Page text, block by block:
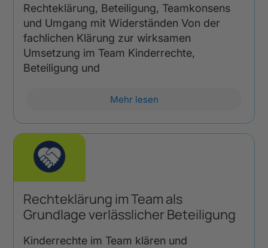
Rechteklärung, Beteiligung, Teamkonsens
und Umgang mit Widerständen Von der
fachlichen Klärung zur wirksamen
Umsetzung im Team Kinderrechte,
Beteiligung und
Mehr lesen
Rechteklärung im Team als
Grundlage verlässlicher Beteiligung
Kinderrechte im Team klären und